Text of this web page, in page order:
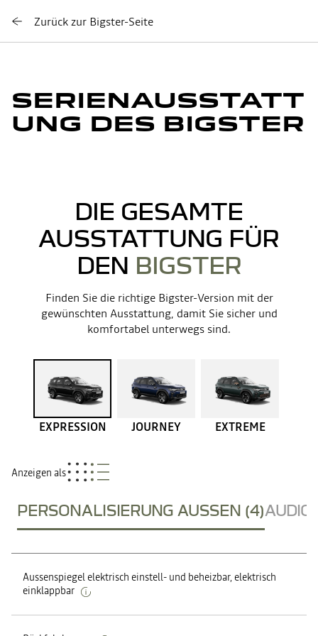
Zurück zur Bigster-Seite
SERIENAUSSTATT
UNG DES BIGSTER
DIE GESAMTE
AUSSTATTUNG FÜR
DEN BIGSTER
Finden Sie die richtige Bigster-Version mit der
gewünschten Ausstattung, damit Sie sicher und
komfortabel unterwegs sind.
EXPRESSION JOURNEY EXTREME
Anzeigen als
PERSONALISIERUNG AUSSEN (4)
Aussenspiegel elektrisch einstell- und beheizbar, elektrisch
einklappbar